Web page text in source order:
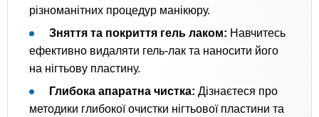
різноманітних процедур манікюру.
Зняття та покриття гель лаком: Навчитесь
ефективно видаляти гель-лак та наносити його
на нігтьову пластину.
Глибока апаратна чистка: Дізнаєтеся про
методики глибокої очистки нігтьової пластини та